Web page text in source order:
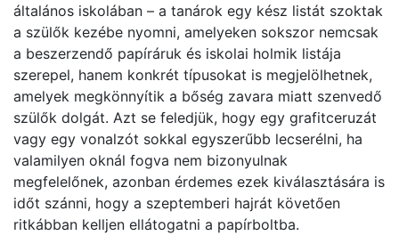
általános iskolában – a tanárok egy kész listát szoktak
a szülők kezébe nyomni, amelyeken sokszor nemcsak
a beszerzendő papíráruk és iskolai holmik listája
szerepel, hanem konkrét típusokat is megjelölhetnek,
amelyek megkönnyítik a bőség zavara miatt szenvedő
szülők dolgát. Azt se feledjük, hogy egy grafitceruzát
vagy egy vonalzót sokkal egyszerűbb lecserélni, ha
valamilyen oknál fogva nem bizonyulnak
megfelelőnek, azonban érdemes ezek kiválasztására is
időt szánni, hogy a szeptemberi hajrát követően
ritkábban kelljen ellátogatni a papírboltba.